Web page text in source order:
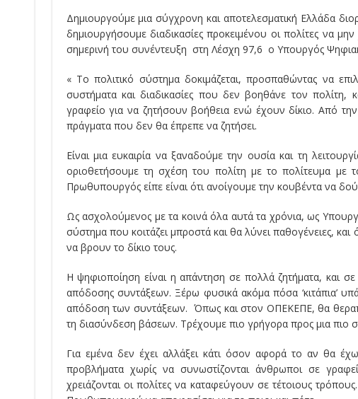
Δημιουργούμε μια σύγχρονη και αποτελεσματική Ελλάδα
δημιουργήσουμε διαδικασίες προκειμένου οι πολίτες να
σημερινή του συνέντευξη στη Λέσχη 97,6 ο Υπουργός
« Το πολιτικό σύστημα δοκιμάζεται, προσπαθώντας να
συστήματα και διαδικασίες που δεν βοηθάνε τον πολίτη,
γραφείο για να ζητήσουν βοήθεια ενώ έχουν δίκιο. Από
πράγματα που δεν θα έπρεπε να ζητήσει.
Είναι μια ευκαιρία να ξαναδούμε την ουσία και τη
οριοθετήσουμε τη σχέση του πολίτη με το πολίτευμα με
Πρωθυπουργός είπε είναι ότι ανοίγουμε την κουβέντα να
Ως ασχολούμενος με τα κοινά όλα αυτά τα χρόνια, ως
σύστημα που κοιτάζει μπροστά και θα λύνει παθογένειες,
να βρουν το δίκιο τους.
Η ψηφιοποίηση είναι η απάντηση σε πολλά ζητήματα, και
απόδοσης συντάξεων. Ξέρω φυσικά ακόμα πόσα ‘κιτάπια’
απόδοση των συντάξεων. Όπως και στον ΟΠΕΚΕΠΕ, θα
τη διασύνδεση βάσεων. Τρέχουμε πιο γρήγορα προς μια πιο
Για εμένα δεν έχει αλλάξει κάτι όσον αφορά το αν θα
προβλήματα χωρίς να συνωστίζονται άνθρωποι σε
χρειάζονται οι πολίτες να καταφεύγουν σε τέτοιους